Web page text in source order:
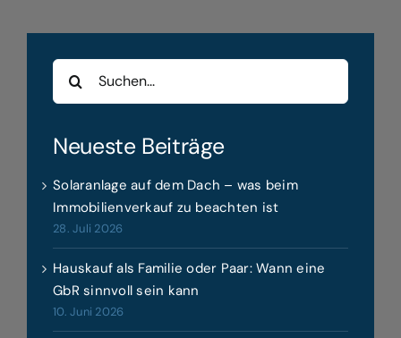
Suche
nach:
Neueste Beiträge
Solaranlage auf dem Dach – was beim
Immobilienverkauf zu beachten ist
28. Juli 2026
Hauskauf als Familie oder Paar: Wann eine
GbR sinnvoll sein kann
10. Juni 2026